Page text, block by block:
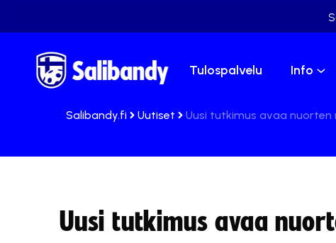
Tulospalvelu Info
Salibandy.fi Uutiset Uusi tutkimus avaa nuorten
Uusi tutkimus avaa